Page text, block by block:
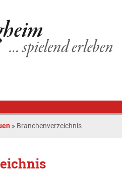
» Branchenverzeichnis